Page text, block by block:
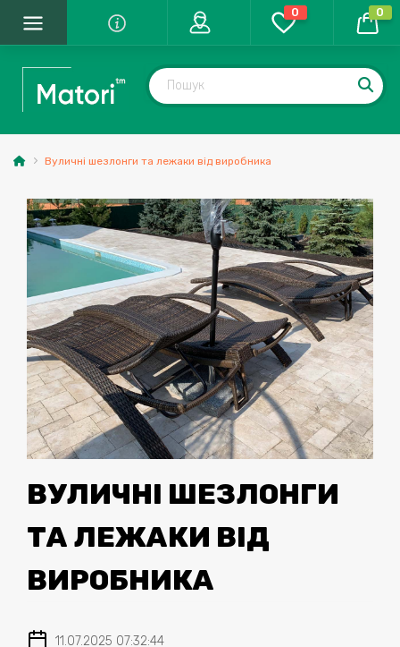
0 0
Вуличні шезлонги та лежаки від виробника
ВУЛИЧНІ ШЕЗЛОНГИ
ТА ЛЕЖАКИ ВІД
ВИРОБНИКА
11.07.2025 07:32:44